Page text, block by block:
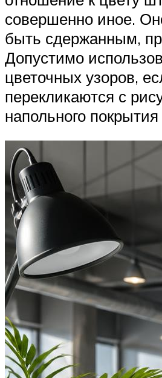
совершенно иное.
быть сдержанным,
Допустимо
цветочных узоров,
перекликаются с
напольного